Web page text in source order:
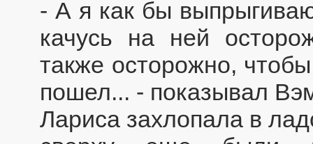
- А я как бы
качусь на ней
также осторожно,
пошел... - показывал
Лариса захлопала в